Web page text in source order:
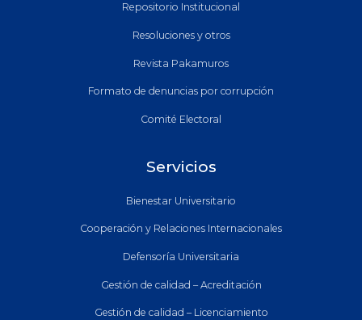
Repositorio Institucional
Resoluciones y otros
Revista Pakamuros
Formato de denuncias por corrupción
Comité Electoral
Servicios
Bienestar Universitario
Cooperación y Relaciones Internacionales
Defensoría Universitaria
Gestión de calidad – Acreditación
Gestión de calidad – Licenciamiento